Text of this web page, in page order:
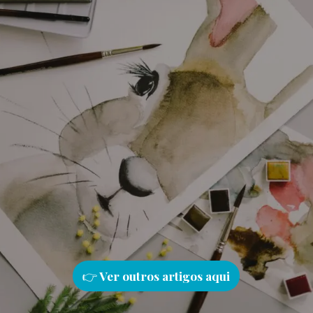
👉Ver outros artigos aqui